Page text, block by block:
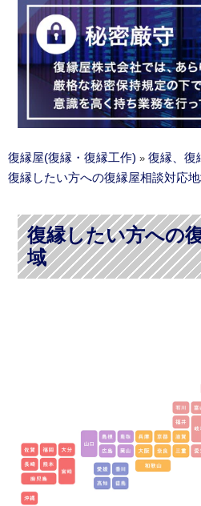
復縁屋(復縁・復縁工作) » 復縁、復
復縁したい方への復縁屋相談対応
復縁したい方への
域